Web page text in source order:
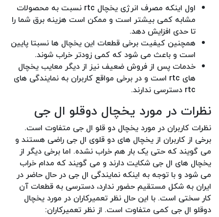
اول اینکه مصرف انرژی یخچال rtc نسبت به محصولات
مشابه کمی بیشتر است و ممکن است هزینه برق شما را
تا حدی افزایش دهد.
همچنین کیفیت برخی قطعات این یخچال ها نسبتا پایین
است و باعث می شود که کمی زودتر خراب شوند.
خدمات پس از فروش ضعیف نیز از دیگر معایب یخچال
های rtc است و در برخی مواقع کاربران به نمایندگی های
rtc دسترسی ندارند.
نظرات در مورد یخچال دوقلو ال جی
نظرات کاربران در مورد یخچال دو قلو ال جی متفاوت است.
برخی از کاربران از یخچال های دو قلوی ال جی راضی هستند و
می گویند که حتی یک بار هم خراب نشده. اما برخی دیگر از
یخچال های ال جی شکایت دارند و می گویند که مدام خراب
می شود و با توجه به اینکه نمایندگی ال جی در حال حاضر در
ایران به شکل مستقیم حضور ندارد، دسترسی به قطعات آن
کار سختی است. با این حال نظر تعمیرکاران در مورد یخچال
دوقلو ال جی کمی متفاوت است. از نظر تعمیرکاران: